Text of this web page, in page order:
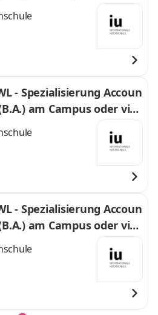
- Spezialisierung Accoun
am Campus oder virt
- Spezialisierung Accoun
am Campus oder virt